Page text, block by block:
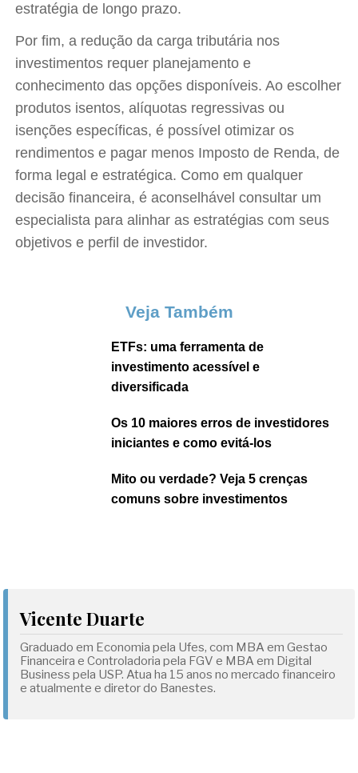
estratégia de longo prazo.
Por fim, a redução da carga tributária nos
investimentos requer planejamento e
conhecimento das opções disponíveis. Ao escolher
produtos isentos, alíquotas regressivas ou
isenções específicas, é possível otimizar os
rendimentos e pagar menos Imposto de Renda, de
forma legal e estratégica. Como em qualquer
decisão financeira, é aconselhável consultar um
especialista para alinhar as estratégias com seus
objetivos e perfil de investidor.
Veja Também
ETFs: uma ferramenta de
investimento acessível e
diversificada
Os 10 maiores erros de investidores
iniciantes e como evitá-los
Mito ou verdade? Veja 5 crenças
comuns sobre investimentos
Vicente Duarte
Graduado em Economia pela Ufes, com MBA em Gestao
Financeira e Controladoria pela FGV e MBA em Digital
Business pela USP. Atua ha 15 anos no mercado financeiro
e atualmente e diretor do Banestes.